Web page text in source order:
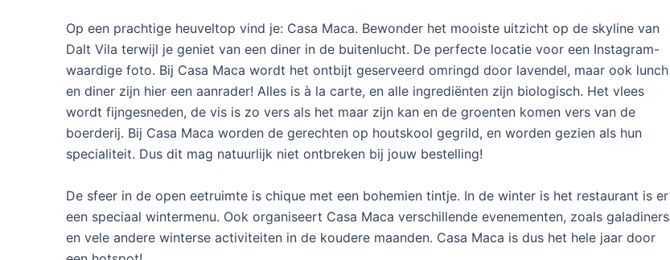
Op een prachtige heuveltop vind je: Casa Maca. Bewonder het mooiste uitzicht op de skyline van
Dalt Vila terwijl je geniet van een diner in de buitenlucht. De perfecte locatie voor een Instagram-
waardige foto. Bij Casa Maca wordt het ontbijt geserveerd omringd door lavendel, maar ook lunch
en diner zijn hier een aanrader! Alles is à la carte, en alle ingrediënten zijn biologisch. Het vlees
wordt fijngesneden, de vis is zo vers als het maar zijn kan en de groenten komen vers van de
boerderij. Bij Casa Maca worden de gerechten op houtskool gegrild, en worden gezien als hun
specialiteit. Dus dit mag natuurlijk niet ontbreken bij jouw bestelling!
De sfeer in de open eetruimte is chique met een bohemien tintje. In de winter is het restaurant is er
een speciaal wintermenu. Ook organiseert Casa Maca verschillende evenementen, zoals galadiners
en vele andere winterse activiteiten in de koudere maanden. Casa Maca is dus het hele jaar door